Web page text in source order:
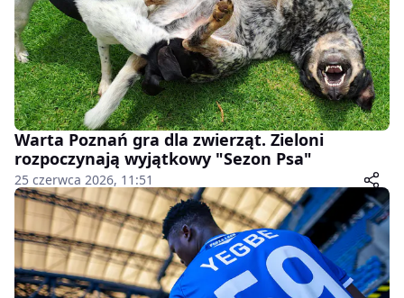
Warta Poznań gra dla zwierząt. Zieloni
rozpoczynają wyjątkowy "Sezon Psa"
25 czerwca 2026, 11:51